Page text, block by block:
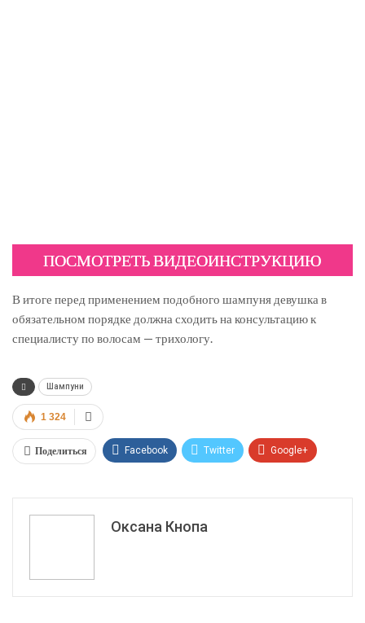
ПОСМОТРЕТЬ ВИДЕОИНСТРУКЦИЮ
В итоге перед применением подобного шампуня девушка в
обязательном порядке должна сходить на консультацию к
специалисту по волосам — трихологу.
Шампуни
1 324
Поделиться Facebook Twitter Google+
Эл. адрес
Оксана Кнопа